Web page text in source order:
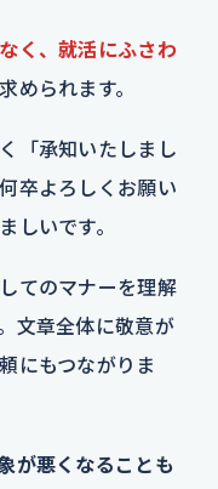
く、就活にふさわ
められます。
「承知いたしまし
卒よろしくお願い
しいです。
てのマナーを理解
文章全体に敬意が
にもつながりま
が悪くなることも